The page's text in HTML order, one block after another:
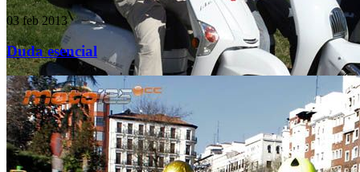
03 feb 2013
Duda esencial